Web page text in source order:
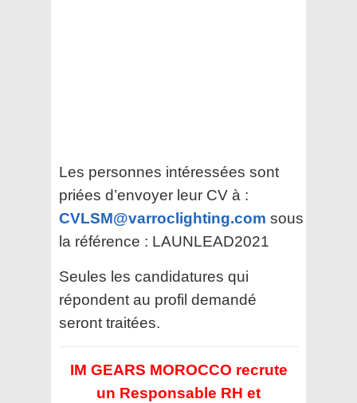
Les personnes intéressées sont
priées d’envoyer leur CV à :
CVLSM@varroclighting.com sous
la référence : LAUNLEAD2021
Seules les candidatures qui
répondent au profil demandé
seront traitées.
IM GEARS MOROCCO recrute
un Responsable RH et